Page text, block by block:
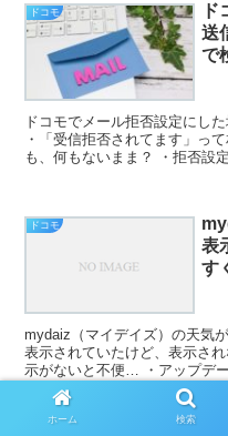
ドコモ
送
で
ドコモでメール拒否設定にし
・「受信拒否されてます」っ
も、何もないまま？ ・拒否設
と、お悩みではないですか？
ドコモ
表
す
mydaiz（マイデイズ）の天気
表示されていたけど、表示さ
示がないと不便… ・アップデ
たの？ と、お悩みではないで
ホーム 検索